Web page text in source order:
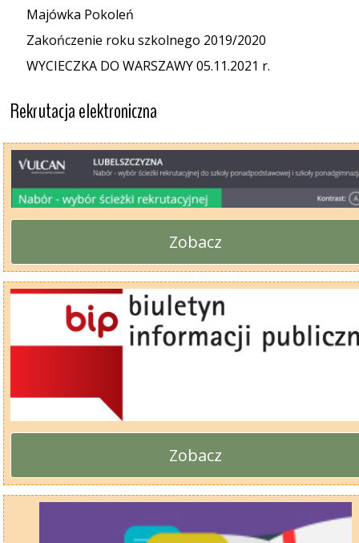
Majówka Pokoleń
Zakończenie roku szkolnego 2019/2020
WYCIECZKA DO WARSZAWY 05.11.2021 r.
Rekrutacja elektroniczna
Zobacz
Zobacz